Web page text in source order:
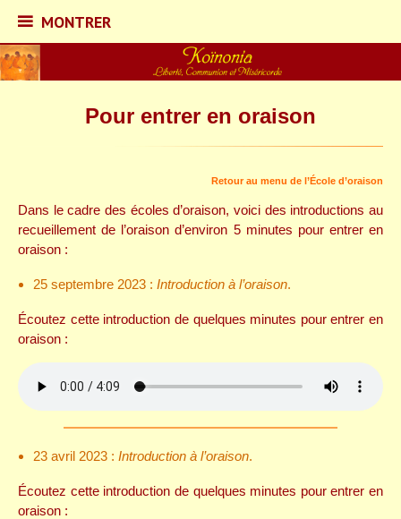
MONTRER
MONTRER
Skip
to
Koïnonia – Liberté,
Communion et
Miséricorde
Pour entrer en oraison
Retour au menu de l’École d’oraison
Dans le cadre des écoles d’oraison, voici des introductions au
recueillement de l’oraison d’environ 5 minutes pour entrer en
oraison :
25 septembre 2023 : Introduction à l’oraison.
Écoutez cette introduction de quelques minutes pour entrer en
oraison :
23 avril 2023 : Introduction à l’oraison.
Écoutez cette introduction de quelques minutes pour entrer en
oraison :